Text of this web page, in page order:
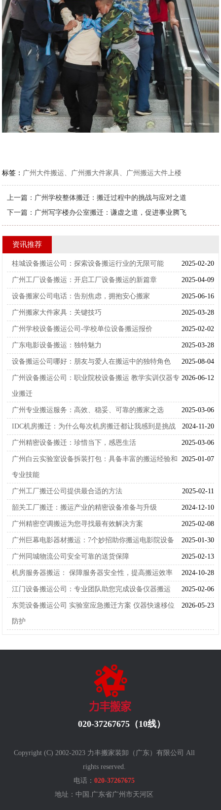
标签： 广州大件搬运、广州搬大件家具、广州搬运大件上楼
上一篇： 广州学校整体搬迁：搬迁过程中的挑战与应对之道
下一篇： 广州写字楼办公室搬迁：谦虚之道，促进事业腾飞
资讯推荐
2025-02-20
桂城设备搬运公司：探索设备搬运行业的无限可能
2025-04-09
广州工厂设备搬运：开启工厂设备搬运的新篇章
2025-06-16
设备搬家公司电话：告别焦虑，拥抱安心搬家
2025-03-28
广州搬家大件家具：关键技巧
2025-02-02
广州学校设备搬运公司-学校单位设备搬运报价
2025-03-28
广东电影设备搬运：独特魅力
2025-08-04
设备搬运公司哪好：朋友与爱人在搬运中的独特角色
2026-06-12
广州设备搬运公司：职业院校设备搬运 教学实训仪器专
业搬迁
2025-03-06
广州专业搬运服务：高效、稳妥、可靠的搬家之选
2024-11-20
IDC机房搬迁：为什么每次机房搬迁都让我感到是挑战
2025-03-06
广州精密设备搬迁：珍惜当下，感恩生活
2025-01-07
广州白云实验室设备拆装打包：具备丰富的搬运经验和
专业技能
2025-02-11
广州工厂搬迁公司提供最合适的方法
2024-12-10
韶关工厂搬迁：搬运产业的精密设备准备与升级
2025-02-08
广州精密空调搬运为您寻找最有效解决方案
2025-01-30
广州巨幕电影器材搬运：7个妙招助你搬运电影院设备
2025-02-13
广州同城物流公司安全可靠的送货保障
2024-10-28
机房服务器搬运： 保障服务器安全性，提高搬运效率
2025-02-06
江门设备搬运公司：专业团队助您完成设备仪器搬运
2026-05-23
东莞设备搬运公司 实验室应急搬迁方案 仪器快速移位
防护
020-37267675（10线）
Copyright (C) 2002-2023 力丰搬家装卸（广东）有限公司 All
rights reserved.
电话：020-37267675
地址：中国.广东省广州市天河区